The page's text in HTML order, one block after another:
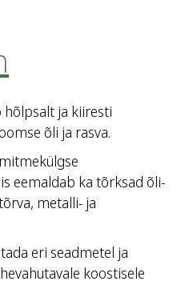
hõlpsalt ja kiiresti
õli ja rasva.
eemaldab ka tõrksad õli-
metalli- ja
eri seadmetel ja
koostisele